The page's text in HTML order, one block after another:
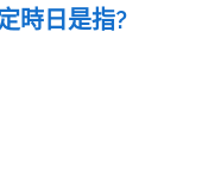
時日是指?